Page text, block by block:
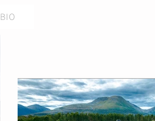
BIO